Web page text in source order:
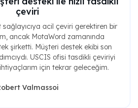
çeviri
acil çeviri gerektiren bir
ancak MotaWord zamanında
şirketti. Müşteri destek ekibi son
USCIS ofisi tasdikli çeviriyi
için tekrar geleceğim.
Valmassoi